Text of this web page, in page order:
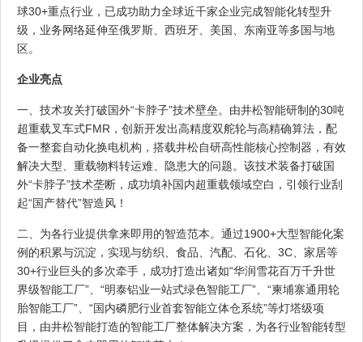
球30+重点行业，已成功助力全球近千家企业完成智能化转型升
级，业务网络延伸至俄罗斯、西班牙、美国、东南亚等多国与地
区。
企业亮点
一、技术攻关打破国外“卡脖子”技术壁垒。由井松智能研制的30吨
超重载叉车式FMR，创新开发出高精度双舵轮与高精确算法，配
备一整套自动化换电机构，搭载井松自研高性能核心控制器，有效
解决大型、重载物料转运难、隐患大的问题。该技术装备打破国
外“卡脖子”技术垄断，成功填补国内超重载领域空白，引领行业刮
起“国产替代”智造风！
二、为各行业提供拿来即用的智造范本。通过1900+大型智能化案
例的积累与沉淀，实现与纺织、食品、汽配、石化、3C、家居等
30+行业巨头的多次牵手，成功打造出诸如“华润雪花百万千升世
界级智能工厂”、“明泰铝业一站式绿色智能工厂”、“柬埔寨通用轮
胎智能工厂”、“国内磷肥行业首套智能立体仓系统”等灯塔级项
目，由井松智能打造的智能工厂整体解决方案，为各行业智能转型